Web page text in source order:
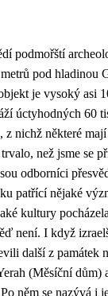
podmořští
pod hladinou
je vysoký asi
úctyhodných 60
nichž některé
než jsme se
odborníci
patřící nějaké
kultury
není. I když
další z památek
(Měsíční dům)
něm se nazývá i